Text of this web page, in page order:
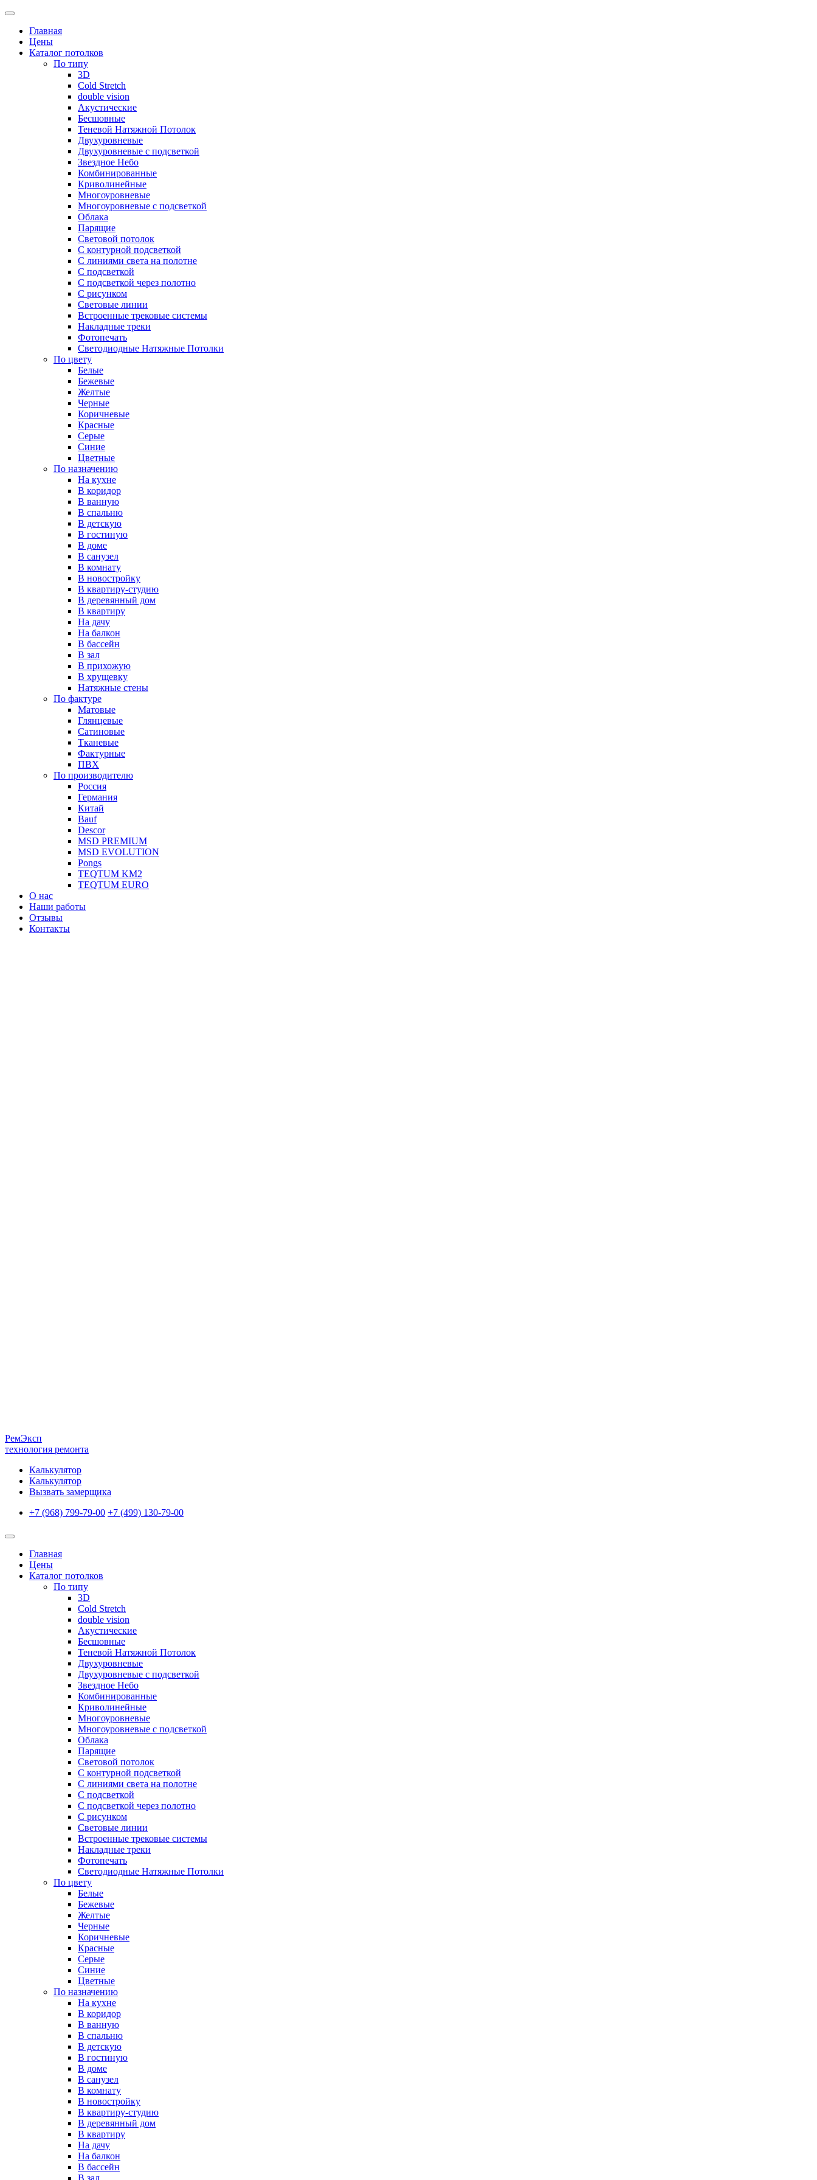
Skip
contentГлавная
Цены
Каталог потолков
По типу
3D
Cold Stretch
double vision
Акустические
Бесшовные
Теневой Натяжной Потолок
Двухуровневые
Двухуровневые с подсветкой
Звездное Небо
Комбинированные
Криволинейные
Многоуровневые
Многоуровневые с подсветкой
Облака
Парящие
Световой потолок
С контурной подсветкой
С линиями света на полотне
С подсветкой
С подсветкой через полотно
С рисунком
Световые линии
Встроенные трековые системы
Накладные треки
Фотопечать
Светодиодные Натяжные Потолки
По цвету
Белые
Бежевые
Желтые
Черные
Коричневые
Красные
Серые
Синие
Цветные
По назначению
На кухне
В коридор
В ванную
В спальню
В детскую
В гостиную
В доме
В санузел
В комнату
В новостройку
В квартиру-студию
В деревянный дом
В квартиру
На дачу
На балкон
В бассейн
В зал
В прихожую
В хрущевку
Натяжные стены
По фактуре
Матовые
Глянцевые
Сатиновые
Тканевые
Фактурные
ПВХ
По производителю
Россия
Германия
Китай
Вauf
Descor
MSD PREMIUM
MSD EVOLUTION
Pongs
TEQTUM KM2
TEQTUM EURO
О нас
Наши работы
Отзывы
Контакты
РемЭксп
технология ремонта
Калькулятор
Калькулятор
Вызвать замерщика
+7 (968) 799-79-00 +7 (499) 130-79-00
Главная
Цены
Каталог потолков
По типу
3D
Cold Stretch
double vision
Акустические
Бесшовные
Теневой Натяжной Потолок
Двухуровневые
Двухуровневые с подсветкой
Звездное Небо
Комбинированные
Криволинейные
Многоуровневые
Многоуровневые с подсветкой
Облака
Парящие
Световой потолок
С контурной подсветкой
С линиями света на полотне
С подсветкой
С подсветкой через полотно
С рисунком
Световые линии
Встроенные трековые системы
Накладные треки
Фотопечать
Светодиодные Натяжные Потолки
По цвету
Белые
Бежевые
Желтые
Черные
Коричневые
Красные
Серые
Синие
Цветные
По назначению
На кухне
В коридор
В ванную
В спальню
В детскую
В гостиную
В доме
В санузел
В комнату
В новостройку
В квартиру-студию
В деревянный дом
В квартиру
На дачу
На балкон
В бассейн
В зал